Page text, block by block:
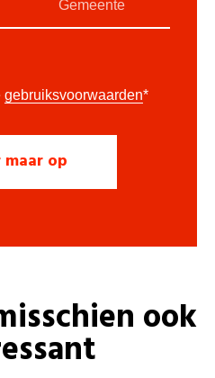
gebruiksvoorwaarden*
ook